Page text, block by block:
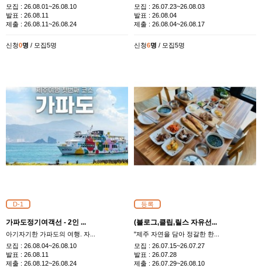
모집 : 26.08.01~26.08.10
발표 : 26.08.11
제출 : 26.08.11~26.08.24
신청0명 / 모집5명
모집 : 26.07.23~26.08.03
발표 : 26.08.04
제출 : 26.08.04~26.08.17
신청6명 / 모집5명
D-1
가파도정기여객선 - 2인 ...
아기자기한 가파도의 여행. 자...
모집 : 26.08.04~26.08.10
발표 : 26.08.11
제출 : 26.08.12~26.08.24
등록
(블로그,클립,릴스 자유선...
"제주 자연을 담아 정갈한 한...
모집 : 26.07.15~26.07.27
발표 : 26.07.28
제출 : 26.07.29~26.08.10